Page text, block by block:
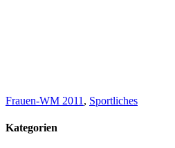
Frauen-WM 2011 , Sportliches
Kategorien